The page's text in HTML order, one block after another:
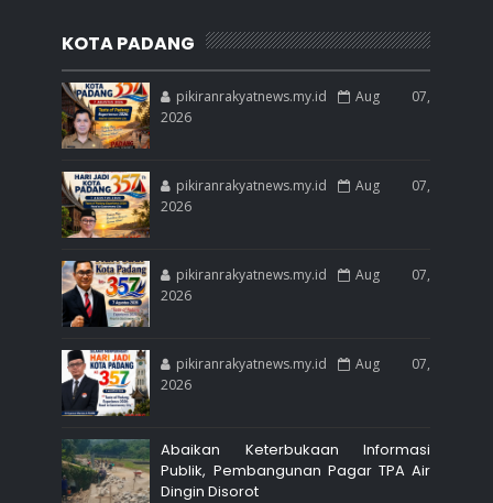
KOTA PADANG
pikiranrakyatnews.my.id
Aug 07,
2026
pikiranrakyatnews.my.id
Aug 07,
2026
pikiranrakyatnews.my.id
Aug 07,
2026
pikiranrakyatnews.my.id
Aug 07,
2026
Abaikan Keterbukaan Informasi
Publik, Pembangunan Pagar TPA Air
Dingin Disorot